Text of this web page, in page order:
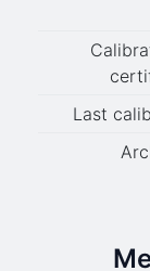
Last